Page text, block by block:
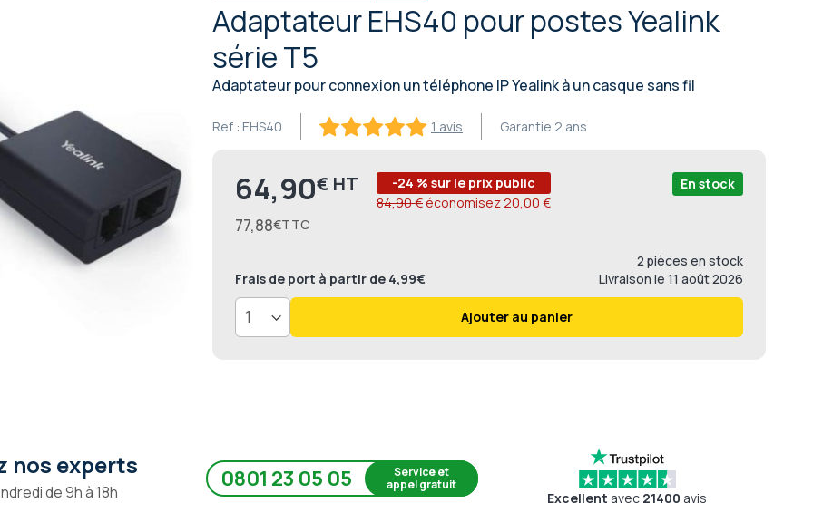
Adaptateur EHS40 pour postes Yealink
série T5
Adaptateur pour connexion un téléphone IP Yealink à un casque sans fil
1 avis Garantie 2 ans
Ref : EHS40
Prix
64,90€
77,88€
-24 % sur le prix public
84,90 € économisez20,00 €
2 pièces en stock
En stock
Livraison le 11 août 2026
Frais de port à partir de 4,99€
Ajouter au panier
nos experts
de 9h à 18h 0801 23 05 05
Service et
appel gratuit
Excellent avec 21400 avis